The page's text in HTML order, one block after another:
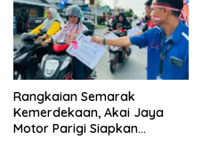
Rangkaian Semarak
Kemerdekaan, Akai Jaya
Motor Parigi Siapkan